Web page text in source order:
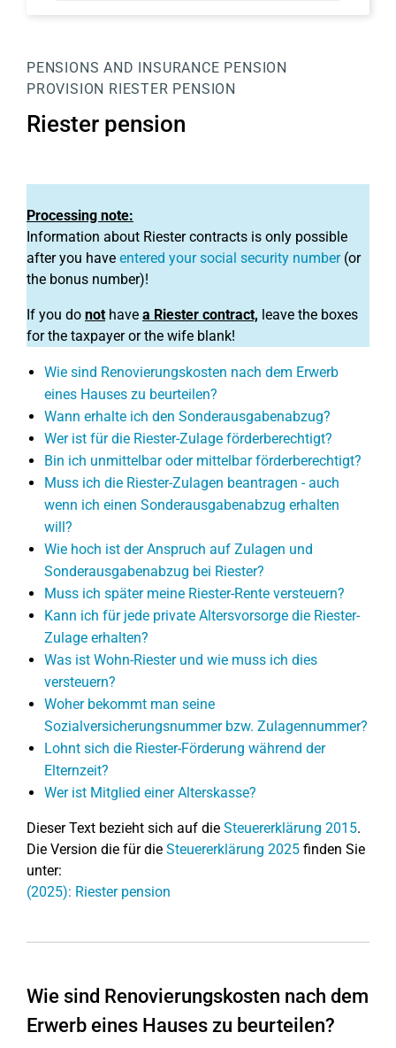
PENSIONS AND INSURANCE PENSION
PROVISION RIESTER PENSION
Riester pension
Processing note:
Information about Riester contracts is only possible
after you have entered your social security number(or
the bonus number)!
If you do nothave a Riester contract, leave the boxes
for the taxpayer or the wife blank!
Wie sind Renovierungskosten nach dem Erwerb
eines Hauses zu beurteilen?
Wann erhalte ich den Sonderausgabenabzug?
Wer ist für die Riester-Zulage förderberechtigt?
Bin ich unmittelbar oder mittelbar förderberechtigt?
Muss ich die Riester-Zulagen beantragen - auch
wenn ich einen Sonderausgabenabzug erhalten
will?
Wie hoch ist der Anspruch auf Zulagen und
Sonderausgabenabzug bei Riester?
Muss ich später meine Riester-Rente versteuern?
Kann ich für jede private Altersvorsorge die Riester-
Zulage erhalten?
Was ist Wohn-Riester und wie muss ich dies
versteuern?
Woher bekommt man seine
Sozialversicherungsnummer bzw. Zulagennummer?
Lohnt sich die Riester-Förderung während der
Elternzeit?
Wer ist Mitglied einer Alterskasse?
Dieser Text bezieht sich auf die Steuererklärung 2015.
Die Version die für die Steuererklärung 2025 finden Sie
unter:
(2025): Riester pension
Wie sind Renovierungskosten nach dem
Erwerb eines Hauses zu beurteilen?